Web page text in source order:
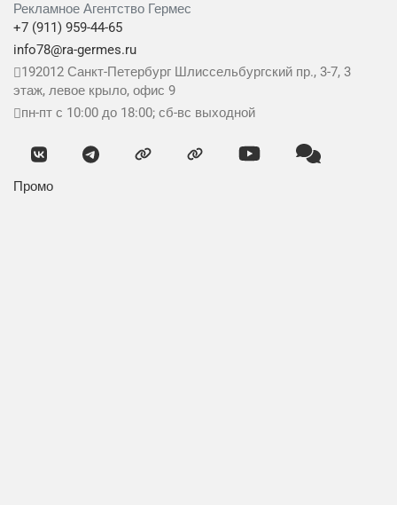
Рекламное Агентство Гермес
+7 (911) 959-44-65
info78@ra-germes.ru
192012 Санкт-Петербург Шлиссельбургский пр., 3-7, 3
этаж, левое крыло, офис 9
пн-пт с 10:00 до 18:00; сб-вс выходной
Промо